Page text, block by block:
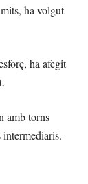
ha volgut
ha afegit
amb torns